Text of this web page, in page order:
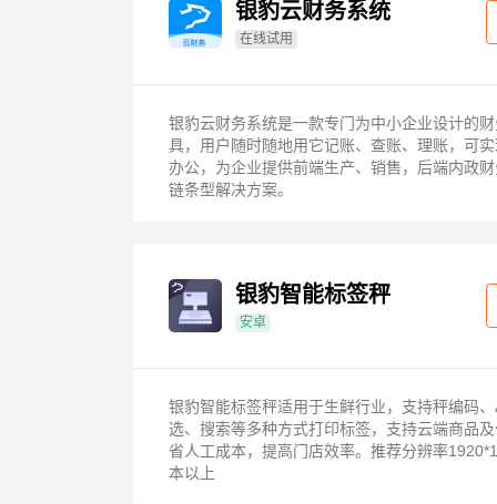
银豹云财务系统
在线试用
银豹云财务系统是一款专门为中小企业设计的
具，用户随时随地用它记账、查账、理账，可
办公，为企业提供前端生产、销售，后端内政
链条型解决方案。
银豹智能标签秤
安卓
银豹智能标签秤适用于生鲜行业，支持秤编码
选、搜索等多种方式打印标签，支持云端商品
省人工成本，提高门店效率。推荐分辨率
本以上